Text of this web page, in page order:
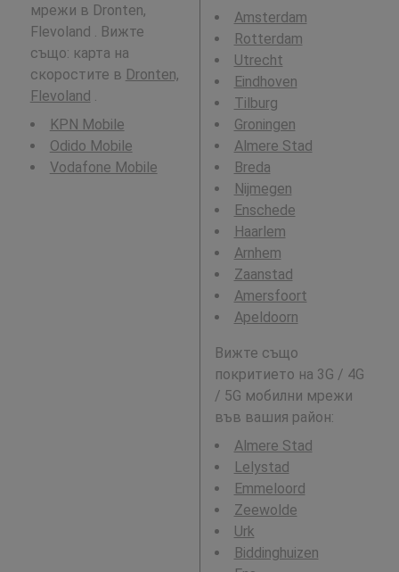
мрежи в Dronten,
Flevoland . Вижте
също: карта на
скоростите в Dronten,
Flevoland
KPN Mobile
Odido Mobile
Vodafone Mobile
Amsterdam
Rotterdam
Utrecht
Eindhoven
Tilburg
Groningen
Almere Stad
Breda
Nijmegen
Enschede
Haarlem
Arnhem
Zaanstad
Amersfoort
Apeldoorn
Вижте също
покритието на 3G / 4G
/ 5G мобилни мрежи
във вашия район:
Almere Stad
Lelystad
Emmeloord
Zeewolde
Urk
Biddinghuizen